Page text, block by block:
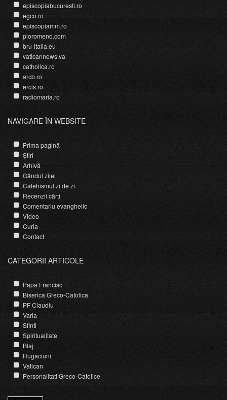
episcopiabucuresti.ro
egco.ro
episcopiamm.ro
pioromeno.com
bru-italia.eu
vaticannews.va
catholica.ro
arcb.ro
ercis.ro
radiomaria.ro
NAVIGARE ÎN WEBSITE
Prima pagină
Știri
Arhivă
Gândul zilei
Catehismul zi de zi
Recenzii cărți
Comentariu evanghelic
Video
Curia
Contact
CATEGORII ARTICOLE
Papa Francisc
Biserica Greco-Catolica
PF Claudiu
Varia
Sfinti
Spiritualitate
Blaj
Rugaciuni
Vatican
Personalitati Greco-Catolice